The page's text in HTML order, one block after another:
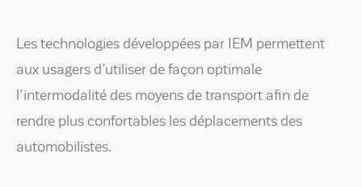
Les technologies développées par IEM permettent
aux usagers d’utiliser de façon optimale
l’intermodalité des moyens de transport afin de
rendre plus confortables les déplacements des
automobilistes.